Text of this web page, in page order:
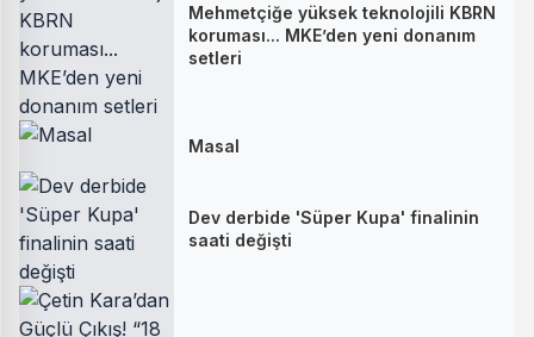
Mehmetçiğe yüksek teknolojili KBRN
koruması... MKE’den yeni donanım
setleri
Masal
Dev derbide 'Süper Kupa' finalinin
saati değişti